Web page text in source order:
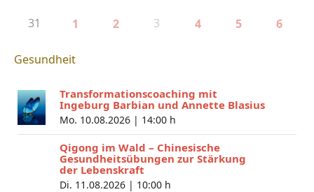
31 1 2 3 4 5 6
Gesundheit
Transformationscoaching mit
Ingeburg Barbian und Annette Blasius
Mo. 10.08.2026 | 14:00 h
Qigong im Wald – Chinesische
Gesundheitsübungen zur Stärkung
der Lebenskraft
Di. 11.08.2026 | 10:00 h